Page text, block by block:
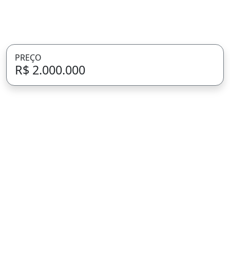
PREÇO
R$ 2.000.000